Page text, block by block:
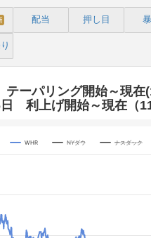
配当 押し目
ーパリング開始～現在
利上げ開始～現在（
axis displaying categories.
axes displaying yA0, yA1, yA2,
summary
WHR NYダウ ナスダック